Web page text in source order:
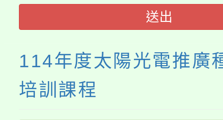
送出
114年度太陽光電推廣
培訓課程